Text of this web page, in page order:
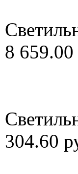
8 659.00
304.60